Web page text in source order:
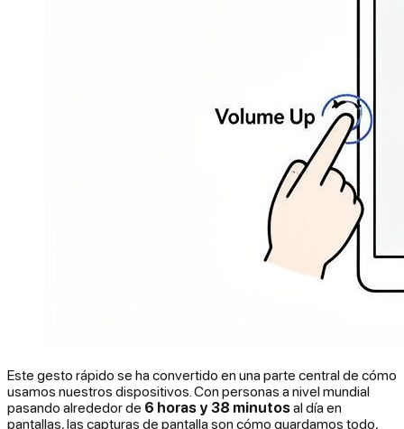
Este gesto rápido se ha convertido en una parte central de cómo
usamos nuestros dispositivos. Con personas a nivel mundial
pasando alrededor de 6 horas y 38 minutosal día en
pantallas, las capturas de pantalla son cómo guardamos todo,